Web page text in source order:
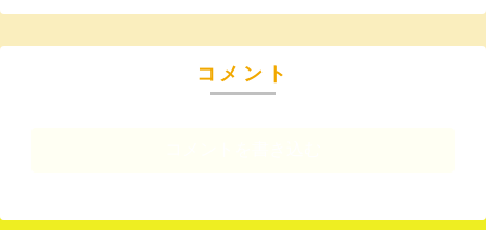
コメント